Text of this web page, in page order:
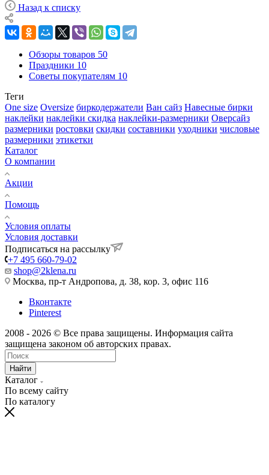
Назад к списку
Обзоры товаров 50
Праздники 10
Советы покупателям 10
Теги
One size Oversize биркодержатели Ван сайз Навесные бирки
наклейки наклейки скидка наклейки-размерники Оверсайз
размерники ростовки скидки составники уходники числовые
размерники этикетки
Каталог
О компании
Акции
Помощь
Условия оплаты
Условия доставки
Подписаться на рассылку
+7 495 660-79-02
shop@2klena.ru
Москва, пр-т Андропова, д. 38, кор. 3, офис 116
Вконтакте
Pinterest
2008 - 2026 © Все права защищены. Информация сайта
защищена законом об авторских правах.
Найти
Каталог
По всему сайту
По каталогу